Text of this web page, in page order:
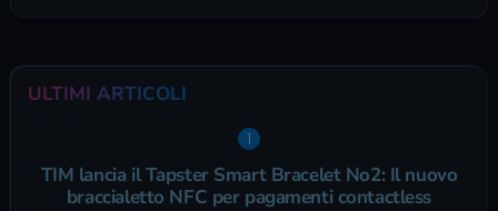
ULTIMI ARTICOLI
TIM lancia il Tapster Smart Bracelet No2: Il nuovo
braccialetto NFC per pagamenti contactless